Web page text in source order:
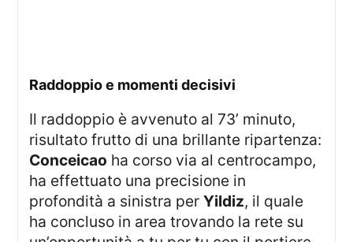
Raddoppio e momenti decisivi
Il raddoppio è avvenuto al 73’ minuto,
risultato frutto di una brillante ripartenza:
Conceicao ha corso via al centrocampo,
ha effettuato una precisione in
profondità a sinistra perYildiz, il quale
ha concluso in area trovando la rete su